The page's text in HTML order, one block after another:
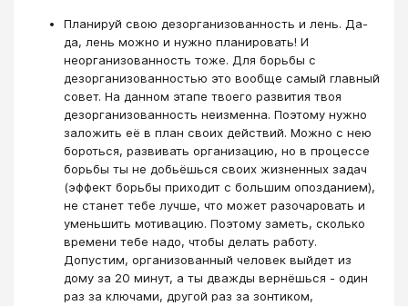
Планируй свою дезорганизованность и лень. Да-
да, лень можно и нужно планировать! И
неорганизованность тоже. Для борьбы с
дезорганизованностью это вообще самый главный
совет. На данном этапе твоего развития твоя
дезорганизованность неизменна. Поэтому нужно
заложить её в план своих действий. Можно с нею
бороться, развивать организацию, но в процессе
борьбы ты не добьёшься своих жизненных задач
(эффект борьбы приходит с большим опозданием),
не станет тебе лучше, что может разочаровать и
уменьшить мотивацию. Поэтому заметь, сколько
времени тебе надо, чтобы делать работу.
Допустим, организованный человек выйдет из
дому за 20 минут, а ты дважды вернёшься - один
раз за ключами, другой раз за зонтиком,